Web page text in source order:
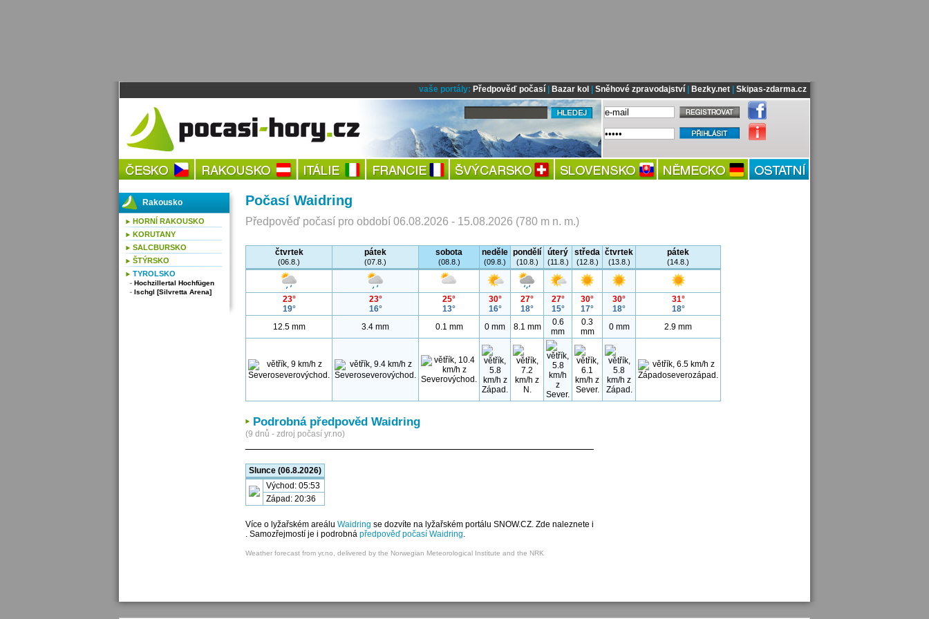
vaše portály: Předpověď počasí| Bazar kol Sněhové zpravodajství| Bezky.net| Skipas-zdarma.cz
Počasí Waidring
Předpověď počasí pro období 06.08.2026 - 15.08.2026 (780 m n. m.)
čtvrtek
(06.8.)
pátek
(07.8.)
sobota
(08.8.)
neděle
(09.8.)
pondělí
(10.8.)
úterý
(11.8.)
středa
(12.8.)
čtvrtek
(13.8.)
pátek
(14.8.)
23°
19°
23°
16°
25°
13°
30°
16°
27°
18°
27°
15°
30°
17°
30°
18°
31°
18°
12.5 mm
3.4 mm 0.1 mm 0 mm 8.1 mm
0.6
mm
0.3
mm
0 mm 2.9 mm
Podrobná předpověd Waidring
(9 dnů - zdroj počasí yr.no)
Slunce (06.8.2026)
Východ: 05:53
Západ: 20:36
Více o lyžařském areálu Waidring se dozvíte na lyžařském portálu SNOW.CZ. Zde naleznete i
. Samozřejmostí je i podrobná předpověď počasí Waidring.
Weather forecast from yr.no, delivered by the Norwegian Meteorological Institute and the NRK
Rakousko
HORNÍ RAKOUSKO
KORUTANY
SALCBURSKO
ŠTÝRSKO
TYROLSKO
Hochzillertal Hochfügen
Ischgl [Silvretta Arena]